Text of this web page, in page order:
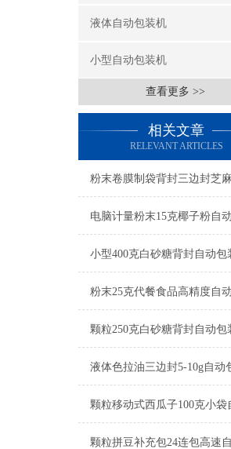
液体自动包装机
小型自动包装机
查看更多 >>
相关文章
RELEVANT ARTICLES